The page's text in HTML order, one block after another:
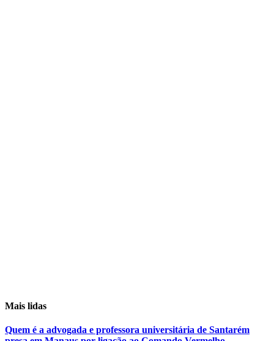
Mais lidas
Quem é a advogada e professora universitária de Santarém